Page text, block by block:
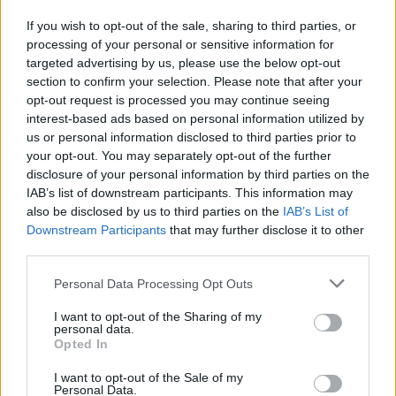
If you wish to opt-out of the sale, sharing to third parties, or
processing of your personal or sensitive information for
targeted advertising by us, please use the below opt-out
section to confirm your selection. Please note that after your
opt-out request is processed you may continue seeing
interest-based ads based on personal information utilized by
us or personal information disclosed to third parties prior to
your opt-out. You may separately opt-out of the further
disclosure of your personal information by third parties on the
IAB’s list of downstream participants. This information may
also be disclosed by us to third parties on the IAB’s List of
Downstream Participants that may further disclose it to other
Personal Data Processing Opt Outs
I want to opt-out of the Sharing of my
personal data.
Opted In
I want to opt-out of the Sale of my
Personal Data.
Έλα μου όμως που ο κ. Υπουργός σας των
Οικονομικών έχει μαθητεύσει επάξια δίπλα στον
Γκουρού των πλαφόν; Εκείνον ντε που
ευχαρίστησε στο Κοινοβούλιο τους
Αμερικάνους! Κοτσάρατε λοιπόν, τα ηλίθια
πλαφόν σας και δεν λιγοστέψατε μονάχα τον
αριθμό των δικαιούχων, διώξατε μετ’ επαίνων το
χρήμα που μαζέψατε από το αίμα του λαού, από
την αγορά που έχετε ασελγήσει και της το
χρωστάγατε.
Δεν καταλαβαίνετε, ε; Τι να πω! Το ίδιο
Πανεπιστήμιο (πληρωμένο) με τον προκάτοχο
σας έχετε τελειώσει. Και ο προκάτοχος σας δεν